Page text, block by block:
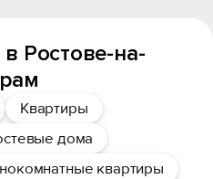
Ростове-на-
Квартиры
дома
квартиры